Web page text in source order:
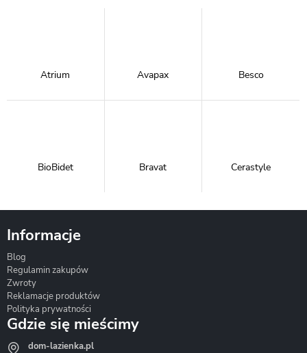
Atrium Avapax Besco
BioBidet Bravat Cerastyle
Informacje
Blog
Regulamin zakupów
Zwroty
Reklamacje produktów
Polityka prywatności
Gdzie się mieścimy
dom-lazienka.pl